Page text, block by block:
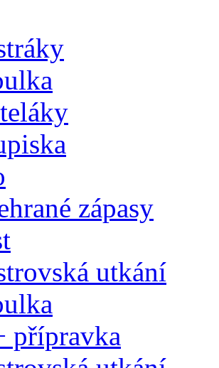
zápasy
utkání
přípravka